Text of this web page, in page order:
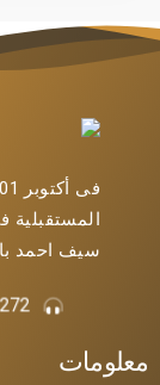
المستقبلية
سيف احمد
235 800
معلومات